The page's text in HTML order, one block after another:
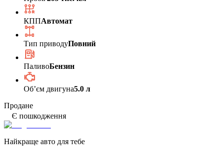
КППАвтомат
Тип приводуПовний
ПаливоБензин
Обʼєм двигуна5.0 л
Продане
Є пошкодження
Найкраще авто для тебе